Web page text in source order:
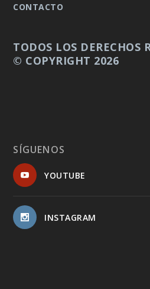
CONTACTO
TODOS LOS DERECHOS
© COPYRIGHT 2026
SÍGUENOS
YOUTUBE
INSTAGRAM